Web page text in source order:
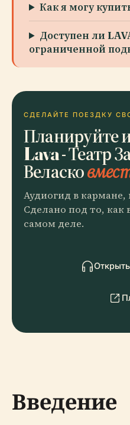
Как я могу
Доступен ли
ограниченной
СДЕЛАЙТЕ ПОЕЗДКУ
Планируйте
Lava - Театр
Веласко
Аудиогид в кармане,
Сделано под то, как
самом деле.
Введение